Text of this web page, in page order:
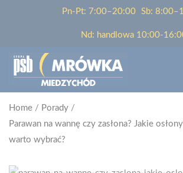
Pn-Pt: 7:00–20:00 Sb:
Nd: handlowa 10:00-
Home / Porady /
Parawan na wannę czy zasłona? Jakie
warto wybrać?